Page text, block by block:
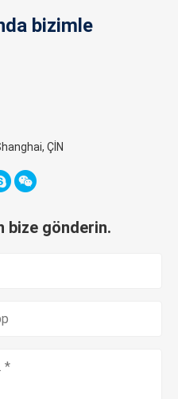
bizimle
ÇİN
bize gönderin.